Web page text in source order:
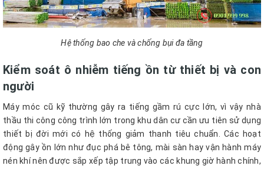
Hệ thống bao che và chống bụi đa tầng
Kiểm soát ô nhiễm tiếng ồn từ thiết bị và con
người
Máy móc cũ kỹ thường gây ra tiếng gầm rú cực lớn, vì vậy nhà
thầu thi công công trình lớn trong khu dân cư cần ưu tiên sử dụng
thiết bị đời mới có hệ thống giảm thanh tiêu chuẩn. Các hoạt
động gây ồn lớn như đục phá bê tông, mài sàn hay vận hành máy
nén khí nên được sắp xếp tập trung vào các khung giờ hành chính,